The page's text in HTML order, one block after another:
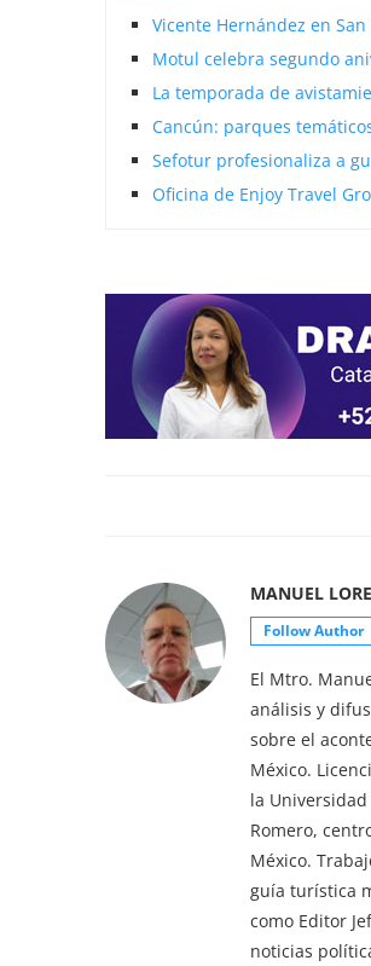
Vicente Hernández en
Motul celebra segundo
La temporada de
Cancún: parques
Sefotur profesionaliza a
Oficina de Enjoy Travel
MANUEL
Follow Author
El Mtro.
análisis y
sobre el
México.
la
Romero,
México.
guía turística
como Editor
noticias